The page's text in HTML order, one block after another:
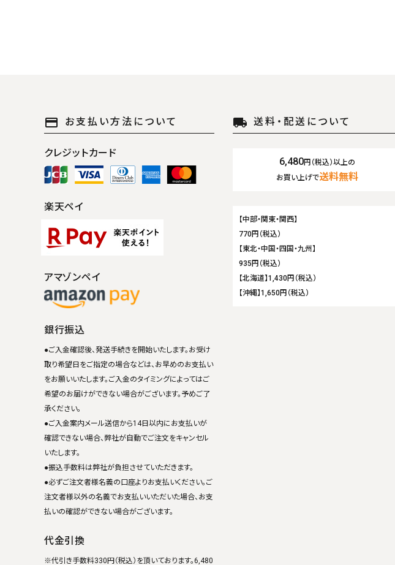
payment お支払い方法について
クレジットカード
楽天ペイ
アマゾンペイ
銀行振込
●ご入金確認後、発送手続きを開始いたします。お受け
取り希望日をご指定の場合などは、お早めのお支払い
をお願いいたします。ご入金のタイミングによってはご
希望のお届けができない場合がございます。予めご了
承ください。
●ご入金案内メール送信から14日以内にお支払いが
確認できない場合、弊社が自動でご注文をキャンセル
いたします。
●振込手数料は弊社が負担させていただきます。
●必ずご注文者様名義の口座よりお支払いください。ご
注文者様以外の名義でお支払いいただいた場合、お支
払いの確認ができない場合がございます。
代金引換
※代引き手数料330円（税込）を頂いております。6,480
local_shipping 送料・配送について
6,480円（税込）以上の
お買い上げで送料無料
【中部・関東・関西】
770円（税込）
【東北・中国・四国・九州】
935円（税込）
【北海道】1,430円（税込）
【沖縄】1,650円（税込）